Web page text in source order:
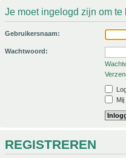
Je moet ingelogd zijn om
Gebruikersnaam:
Wachtwoord:
REGISTREREN